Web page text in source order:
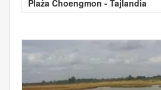
Plaża Choengmon - Tajlandia